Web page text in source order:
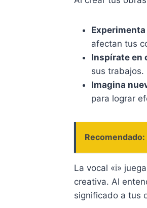
afectan tus
Inspírate en
sus trabajos.
Imagina
para lograr
Recomendado:
La vocal «i»
creativa. Al
significado a tus